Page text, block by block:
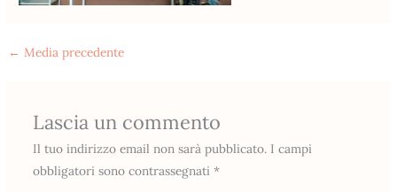
← Media precedente
Lascia un commento
Il tuo indirizzo email non sarà pubblicato. I campi
obbligatori sono contrassegnati *